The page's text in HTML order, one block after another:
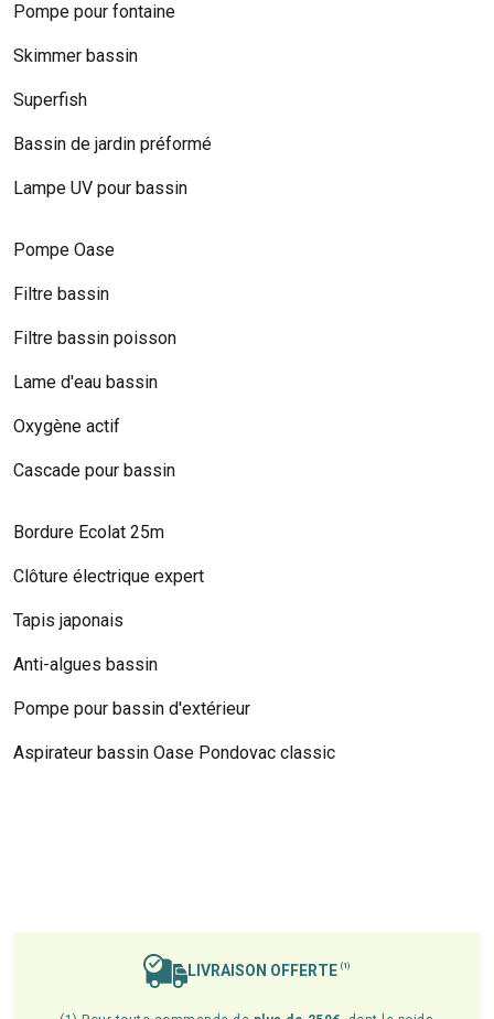
Pompe pour fontaine
Skimmer bassin
Superfish
Bassin de jardin préformé
Lampe UV pour bassin
Pompe Oase
Filtre bassin
Filtre bassin poisson
Lame d'eau bassin
Oxygène actif
Cascade pour bassin
Bordure Ecolat 25m
Clôture électrique expert
Tapis japonais
Anti-algues bassin
Pompe pour bassin d'extérieur
Aspirateur bassin Oase Pondovac classic
LIVRAISON OFFERTE (1)